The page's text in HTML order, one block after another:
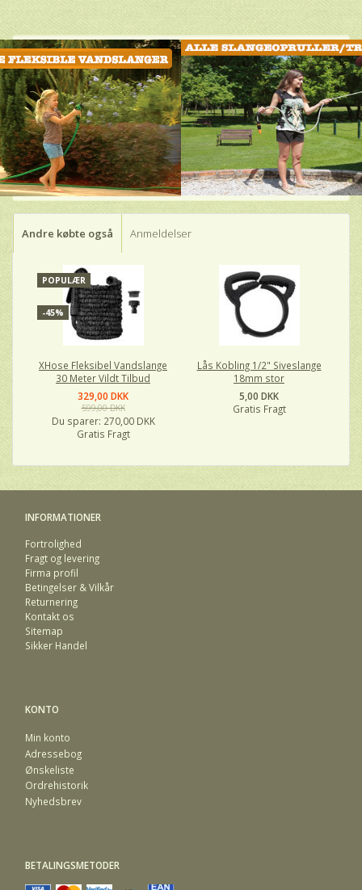
Andre købte også Anmeldelser
POPULÆR
-45%
XHose Fleksibel Vandslange
30 Meter Vildt Tilbud
329,00 DKK
599,00 DKK
Du sparer: 270,00 DKK
Gratis Fragt
Lås Kobling 1/2" Siveslange
18mm stor
5,00 DKK
Gratis Fragt
INFORMATIONER
Fortrolighed
Fragt og levering
Firma profil
Betingelser & Vilkår
Returnering
Kontakt os
Sitemap
Sikker Handel
KONTO
Min konto
Adressebog
Ønskeliste
Ordrehistorik
Nyhedsbrev
BETALINGSMETODER